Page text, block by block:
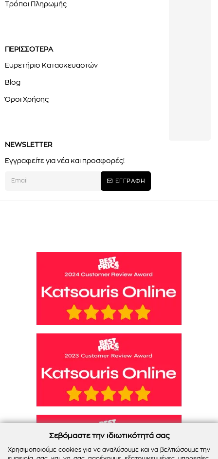
Τρόποι Πληρωμής
ΠΕΡΙΣΣΟΤΕΡΑ
Ευρετήριο Κατασκευαστών
Blog
Όροι Χρήσης
NEWSLETTER
Εγγραφείτε για νέα και προσφορές!
ΕΓΓΡΑΦΗ
Σεβόμαστε την ιδιωτικότητά σας
Χρησιμοποιούμε cookies για να αναλύσουμε και να βελτιώσουμε την